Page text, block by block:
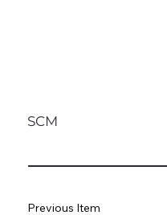
SCM
Previous Item